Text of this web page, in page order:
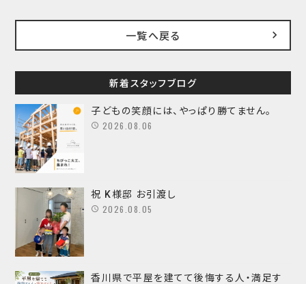
一覧へ戻る
新着スタッフブログ
子どもの笑顔には、やっぱり勝てません。
2026.08.06
祝 K様邸 お引渡し
2026.08.05
香川県で平屋を建てて後悔する人・満足す